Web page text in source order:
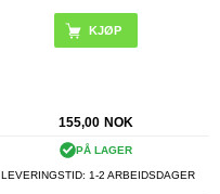
155,00 NOK
PÅ LAGER
LEVERINGSTID: 1-2 ARBEIDSDAGER